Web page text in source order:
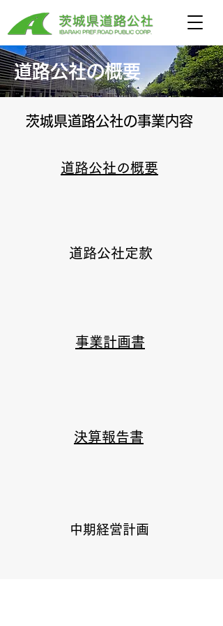
道路公社の概要
​茨城県道路公社の事業内容
道路公社の概要
道路公社定款
事業計画書
決算報告書
中期経営計画